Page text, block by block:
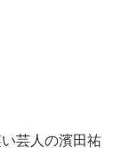
芸人の濱田祐